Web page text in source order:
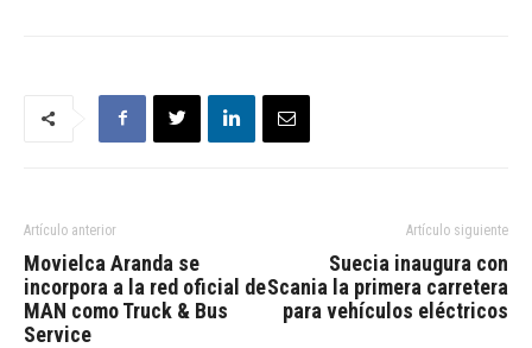
Artículo anterior
Movielca Aranda se
incorpora a la red oficial de
MAN como Truck & Bus
Service
Artículo siguiente
Suecia inaugura con
Scania la primera carretera
para vehículos eléctricos